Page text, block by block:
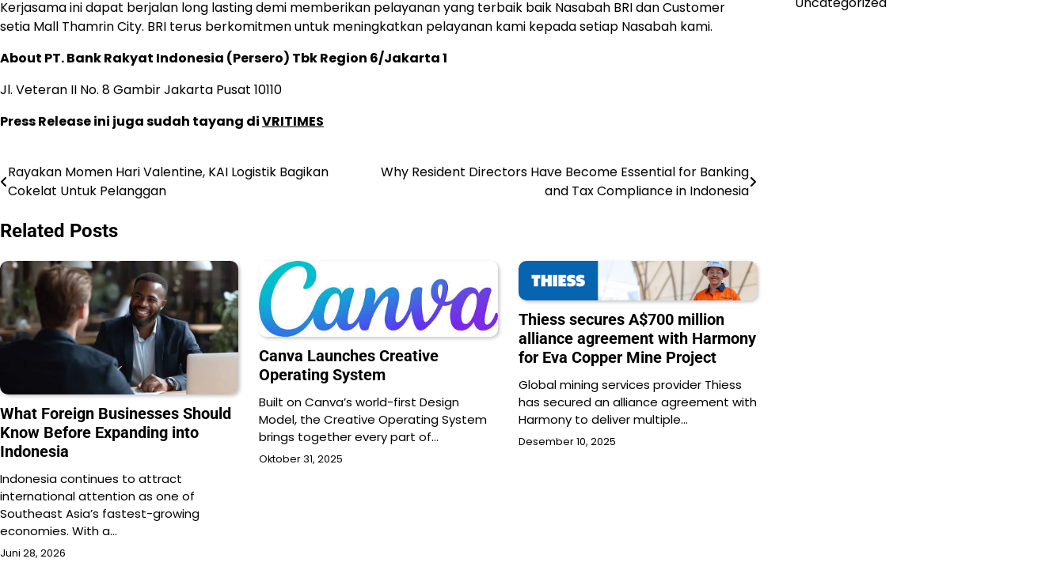
Kerjasama ini dapat berjalan long lasting demi memberikan pelayanan yang terbaik baik Nasabah BRI dan Customer
setia Mall Thamrin City. BRI terus berkomitmen untuk meningkatkan pelayanan kami kepada setiap Nasabah kami.
About PT. Bank Rakyat Indonesia (Persero) Tbk Region 6/Jakarta 1
Jl. Veteran II No. 8 Gambir Jakarta Pusat 10110
Press Release ini juga sudah tayang diVRITIMES
Navigasi
Rayakan Momen Hari Valentine, KAI Logistik Bagikan
Cokelat Untuk Pelanggan
Why Resident Directors Have Become Essential for Banking
and Tax Compliance in Indonesia
Related Posts
What Foreign Businesses Should
Know Before Expanding into
Indonesia
Indonesia continues to attract
international attention as one of
Southeast Asia’s fastest-growing
economies. With a…
Juni 28, 2026
Canva Launches Creative
Operating System
Built on Canva’s world-first Design
Model, the Creative Operating System
brings together every part of…
Oktober 31, 2025
Thiess secures A$700 million
alliance agreement with Harmony
for Eva Copper Mine Project
Global mining services provider Thiess
has secured an alliance agreement with
Harmony to deliver multiple…
Desember 10, 2025